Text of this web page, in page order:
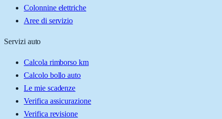
Colonnine elettriche
Aree di servizio
Servizi auto
Calcola rimborso km
Calcolo bollo auto
Le mie scadenze
Verifica assicurazione
Verifica revisione